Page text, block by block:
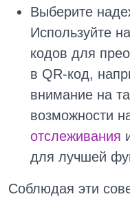
Выберите
Используйте
кодов для
в QR-код,
внимание на
возможности
отслеживания
для лучшей
Соблюдая эти